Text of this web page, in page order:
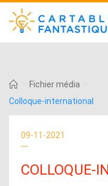
Fichier média
Colloque-international
09-11-2021
COLLOQUE-